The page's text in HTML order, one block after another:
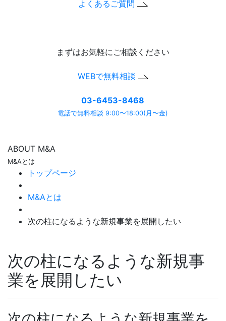
よくあるご質問
まずはお気軽にご相談ください
WEBで無料相談
03-6453-8468
電話で無料相談 9:00〜18:00(月〜金)
ABOUT M&A
M&Aとは
トップページ
M&Aとは
次の柱になるような新規事業を展開したい
次の柱になるような新規事
業を展開したい